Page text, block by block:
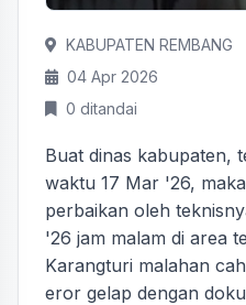
KABUPATEN REMBANG
04 Apr 2026
0 ditandai
Buat dinas kabupaten,
waktu 17 Mar '26,
perbaikan oleh
'26 jam malam di area
Karangturi malahan
eror gelap dengan